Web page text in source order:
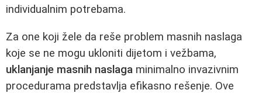
individualnim potrebama.
Za one koji žele da reše problem masnih naslaga
koje se ne mogu ukloniti dijetom i vežbama,
uklanjanje masnih naslaga minimalno invazivnim
procedurama predstavlja efikasno rešenje. Ove